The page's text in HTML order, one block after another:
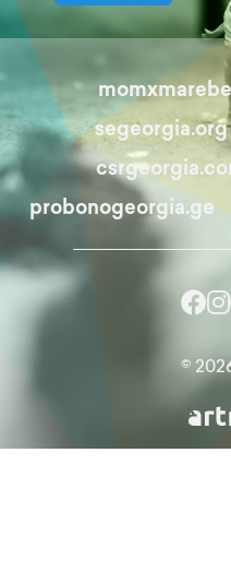
segeorgia.org
probonogeorgia.ge
©